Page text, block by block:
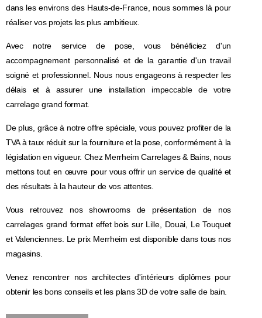
dans les environs des Hauts-de-France, nous sommes là pour
réaliser vos projets les plus ambitieux.
Avec notre service de pose, vous bénéficiez d'un
accompagnement personnalisé et de la garantie d'un travail
soigné et professionnel. Nous nous engageons à respecter les
délais et à assurer une installation impeccable de votre
carrelage grand format.
De plus, grâce à notre offre spéciale, vous pouvez profiter de la
TVA à taux réduit sur la fourniture et la pose, conformément à la
législation en vigueur. Chez Merrheim Carrelages & Bains, nous
mettons tout en œuvre pour vous offrir un service de qualité et
des résultats à la hauteur de vos attentes.
Vous retrouvez nos showrooms de présentation de nos
carrelages grand format effet bois sur Lille, Douai, Le Touquet
et Valenciennes. Le prix Merrheim est disponible dans tous nos
magasins.
Venez rencontrer nos architectes d'intérieurs diplômes pour
obtenir les bons conseils et les plans 3D de votre salle de bain.